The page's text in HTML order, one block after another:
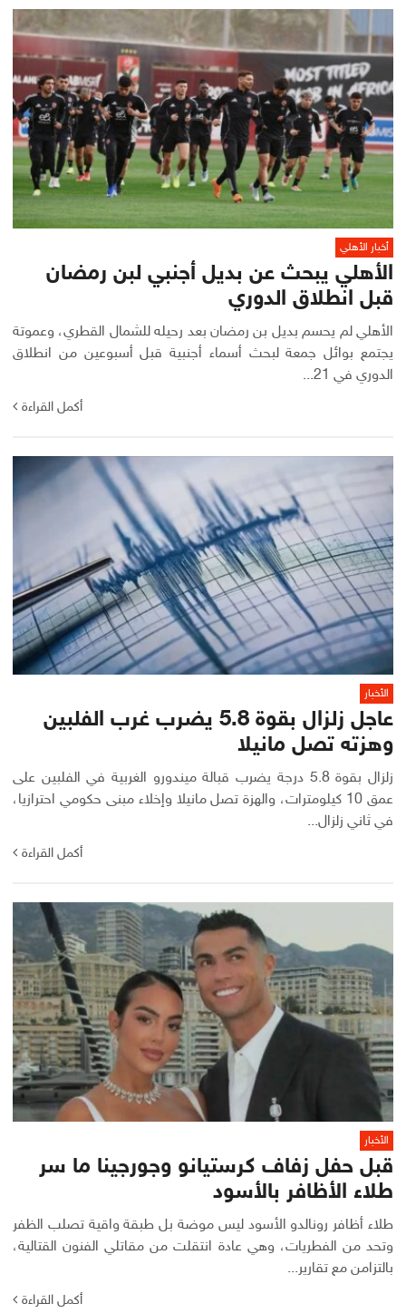
أخبار الأهلي
الأهلي يبحث عن بديل أجنبي لبن رمضان
قبل انطلاق الدوري
الأهلي لم يحسم بديل بن رمضان بعد رحيله للشمال القطري، وعموتة
يجتمع بوائل جمعة لبحث أسماء أجنبية قبل أسبوعين من انطلاق
الدوري في 21...
أكمل القراءة
الأخبار
عاجل زلزال بقوة 5.8 يضرب غرب الفلبين
وهزته تصل مانيلا
زلزال بقوة 5.8 درجة يضرب قبالة ميندورو الغربية في الفلبين على
عمق 10 كيلومترات، والهزة تصل مانيلا وإخلاء مبنى حكومي احترازيا،
في ثاني زلزال...
أكمل القراءة
الأخبار
قبل حفل زفاف كرستيانو وجورجينا ما سر
طلاء الأظافر بالأسود
طلاء أظافر رونالدو الأسود ليس موضة بل طبقة واقية تصلب الظفر
وتحد من الفطريات، وهي عادة انتقلت من مقاتلي الفنون القتالية،
بالتزامن مع تقارير...
أكمل القراءة